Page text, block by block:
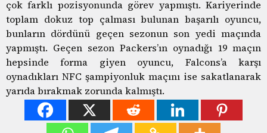
çok farklı pozisyonunda görev yapmıştı. Kariyerinde
toplam dokuz top çalması bulunan başarılı oyuncu,
bunların dördünü geçen sezonun son yedi maçında
yapmıştı. Geçen sezon Packers’ın oynadığı 19 maçın
hepsinde forma giyen oyuncu, Falcons’a karşı
oynadıkları NFC şampiyonluk maçını ise sakatlanarak
yarıda bırakmak zorunda kalmıştı.